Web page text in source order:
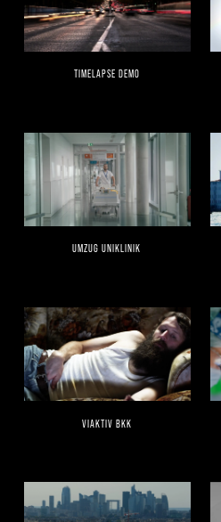
TIMELAPSE DEMO
UMZUG UNIKLINIK
VIAKTIV BKK